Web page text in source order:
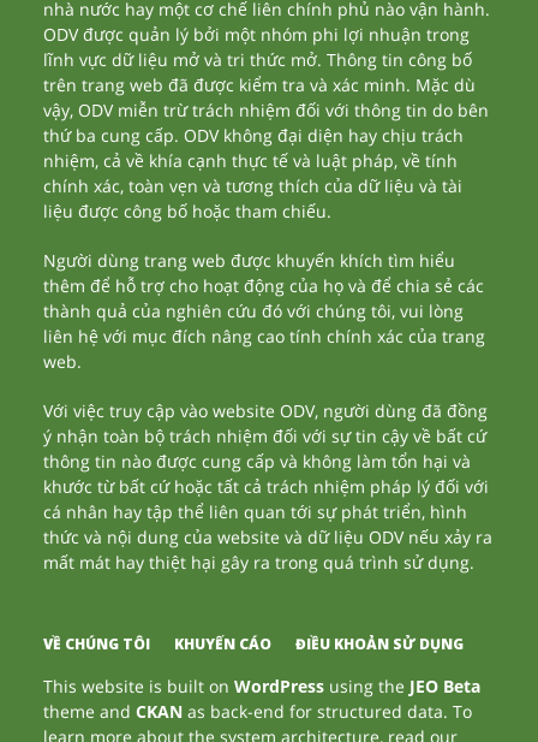
nhà nước hay một cơ chế liên chính phủ nào vận hành.
ODV được quản lý bởi một nhóm phi lợi nhuận trong
lĩnh vực dữ liệu mở và tri thức mở. Thông tin công bố
trên trang web đã được kiểm tra và xác minh. Mặc dù
vậy, ODV miễn trừ trách nhiệm đối với thông tin do bên
thứ ba cung cấp. ODV không đại diện hay chịu trách
nhiệm, cả về khía cạnh thực tế và luật pháp, về tính
chính xác, toàn vẹn và tương thích của dữ liệu và tài
liệu được công bố hoặc tham chiếu.
Người dùng trang web được khuyến khích tìm hiểu
thêm để hỗ trợ cho hoạt động của họ và để chia sẻ các
thành quả của nghiên cứu đó với chúng tôi, vui lòng
liên hệ với mục đích nâng cao tính chính xác của trang
web.
Với việc truy cập vào website ODV, người dùng đã đồng
ý nhận toàn bộ trách nhiệm đối với sự tin cậy về bất cứ
thông tin nào được cung cấp và không làm tổn hại và
khước từ bất cứ hoặc tất cả trách nhiệm pháp lý đối với
cá nhân hay tập thể liên quan tới sự phát triển, hình
thức và nội dung của website và dữ liệu ODV nếu xảy ra
mất mát hay thiệt hại gây ra trong quá trình sử dụng.
VỀ CHÚNG TÔI KHUYẾN CÁO ĐIỀU KHOẢN SỬ DỤNG
This website is built onWordPress using the JEO Beta
theme andCKAN as back-end for structured data. To
learn more about the system architecture, read our